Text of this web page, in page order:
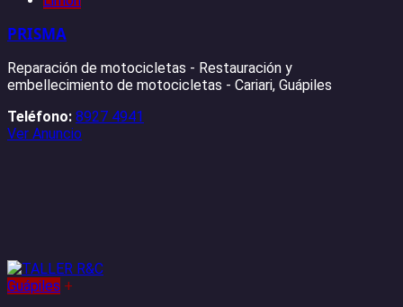
PRISMA
Reparación de motocicletas - Restauración y
embellecimiento de motocicletas - Cariari, Guápiles
Teléfono: 8927 4941
Ver Anuncio
Guápiles +